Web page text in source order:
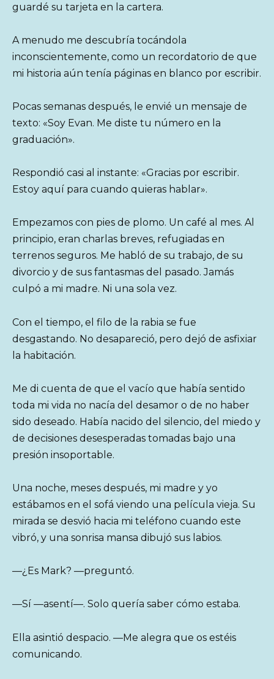
guardé su tarjeta en la cartera.
A menudo me descubría tocándola
inconscientemente, como un recordatorio de que
mi historia aún tenía páginas en blanco por escribir.
Pocas semanas después, le envié un mensaje de
texto: «Soy Evan. Me diste tu número en la
graduación».
Respondió casi al instante: «Gracias por escribir.
Estoy aquí para cuando quieras hablar».
Empezamos con pies de plomo. Un café al mes. Al
principio, eran charlas breves, refugiadas en
terrenos seguros. Me habló de su trabajo, de su
divorcio y de sus fantasmas del pasado. Jamás
culpó a mi madre. Ni una sola vez.
Con el tiempo, el filo de la rabia se fue
desgastando. No desapareció, pero dejó de asfixiar
la habitación.
Me di cuenta de que el vacío que había sentido
toda mi vida no nacía del desamor o de no haber
sido deseado. Había nacido del silencio, del miedo y
de decisiones desesperadas tomadas bajo una
presión insoportable.
Una noche, meses después, mi madre y yo
estábamos en el sofá viendo una película vieja. Su
mirada se desvió hacia mi teléfono cuando este
vibró, y una sonrisa mansa dibujó sus labios.
—¿Es Mark? —preguntó.
—Sí —asentí—. Solo quería saber cómo estaba.
Ella asintió despacio. —Me alegra que os estéis
comunicando.